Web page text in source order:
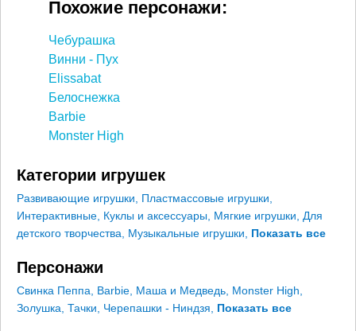
Похожие персонажи:
Чебурашка
Винни - Пух
Elissabat
Белоснежка
Barbie
Monster High
Категории игрушек
Развивающие игрушки Пластмассовые игрушки
Интерактивные Куклы и аксессуары Мягкие игрушки
Для
детского творчества
Музыкальные игрушки Показать все
Персонажи
Свинка Пеппа Barbie Маша и Медведь Monster High
Золушка Тачки Черепашки - Ниндзя Показать все